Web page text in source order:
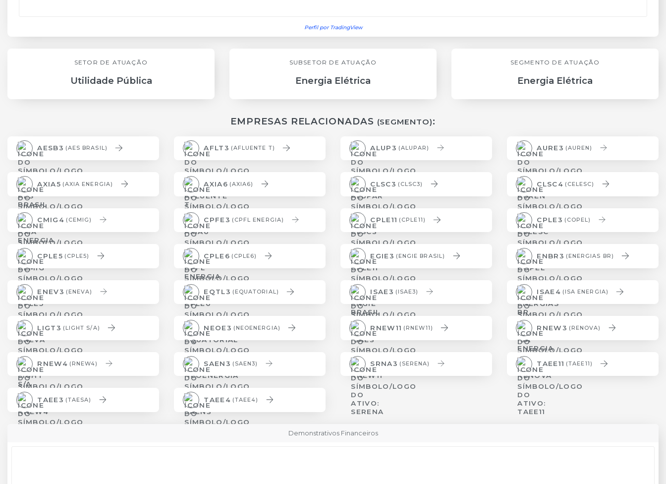
Perfil por TradingView
SETOR DE ATUAÇÃO
Utilidade Pública
SUBSETOR DE ATUAÇÃO
Energia Elétrica
SEGMENTO DE ATUAÇÃO
Energia Elétrica
EMPRESAS RELACIONADAS (SEGMENTO):
AESB3 (AES BRASIL) AFLT3 (AFLUENTE T) ALUP3 (ALUPAR) AURE3 (AUREN)
AXIA5 (AXIA ENERGIA) AXIA6 (AXIA6) CLSC3 (CLSC3) CLSC4 (CELESC)
CMIG4 (CEMIG) CPFE3 (CPFL ENERGIA) CPLE11 (CPLE11) CPLE3 (COPEL)
CPLE5 (CPLE5) CPLE6 (CPLE6) EGIE3 (ENGIE BRASIL) ENBR3 (ENERGIAS BR)
ENEV3 (ENEVA) EQTL3 (EQUATORIAL) ISAE3 (ISAE3) ISAE4 (ISA ENERGIA)
LIGT3 (LIGHT S/A) NEOE3 (NEOENERGIA) RNEW11 (RNEW11) RNEW3 (RENOVA)
RNEW4 (RNEW4) SAEN3 (SAEN3) SRNA3 (SERENA) TAEE11 (TAEE11)
TAEE3 (TAESA) TAEE4 (TAEE4)
Demonstrativos Financeiros